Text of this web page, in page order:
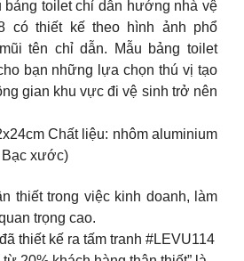
bảng toilet chỉ dẫn hướng nhà vệ
có thiết kế theo hình ảnh phổ
tên chỉ dẫn. Mẫu bảng toilet
bạn những lựa chọn thú vị tạo
gian khu vực đi vệ sinh trở nên
Chất liệu: nhôm aluminium
xước)
thiết trong việc kinh doanh, làm
trọng cao.
thiết kế ra tấm tranh #LEVU114